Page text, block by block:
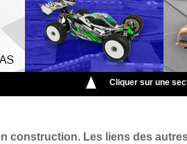
Cliquer sur une
construction. Les liens des